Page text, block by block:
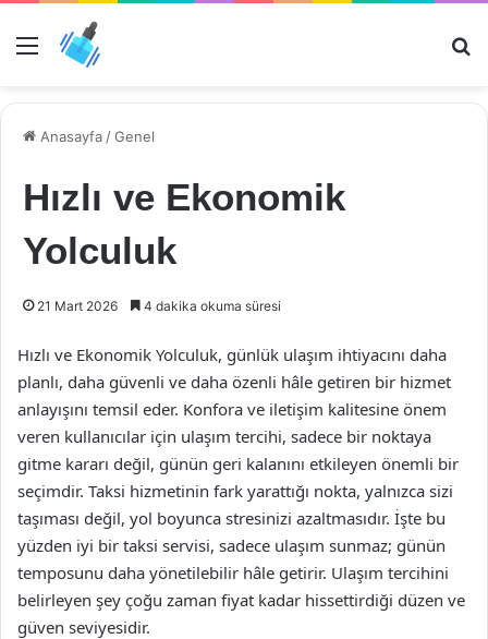
Menü
Anasayfa /Genel
Hızlı ve Ekonomik
Yolculuk
21 Mart 2026 4 dakika okuma süresi
Hızlı ve Ekonomik Yolculuk, günlük ulaşım ihtiyacını daha
planlı, daha güvenli ve daha özenli hâle getiren bir hizmet
anlayışını temsil eder. Konfora ve iletişim kalitesine önem
veren kullanıcılar için ulaşım tercihi, sadece bir noktaya
gitme kararı değil, günün geri kalanını etkileyen önemli bir
seçimdir. Taksi hizmetinin fark yarattığı nokta, yalnızca sizi
taşıması değil, yol boyunca stresinizi azaltmasıdır. İşte bu
yüzden iyi bir taksi servisi, sadece ulaşım sunmaz; günün
temposunu daha yönetilebilir hâle getirir. Ulaşım tercihini
belirleyen şey çoğu zaman fiyat kadar hissettirdiği düzen ve
güven seviyesidir.